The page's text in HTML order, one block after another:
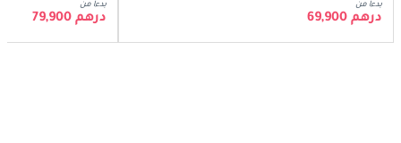
بدءا من
درهم 69,900
بدءا من
درهم 79,900